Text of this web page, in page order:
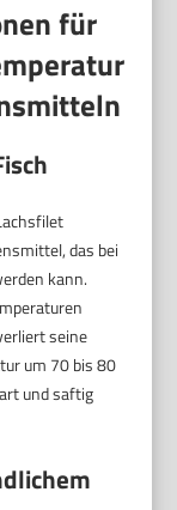
für
das bei
kann.
seine
um 70 bis 80
und saftig